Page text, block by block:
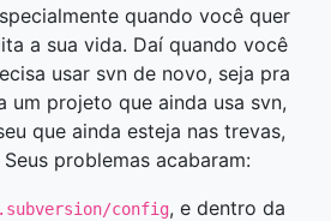
quando você quer
a sua vida. Daí quando você
usar svn de novo, seja pra
um projeto que ainda usa svn,
que ainda esteja nas trevas,
problemas acabaram:
config, e dentro da